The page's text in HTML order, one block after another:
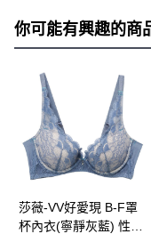
你可能有興趣的商
莎薇-VV好愛現 B-F罩
杯內衣(寧靜灰藍) 性感